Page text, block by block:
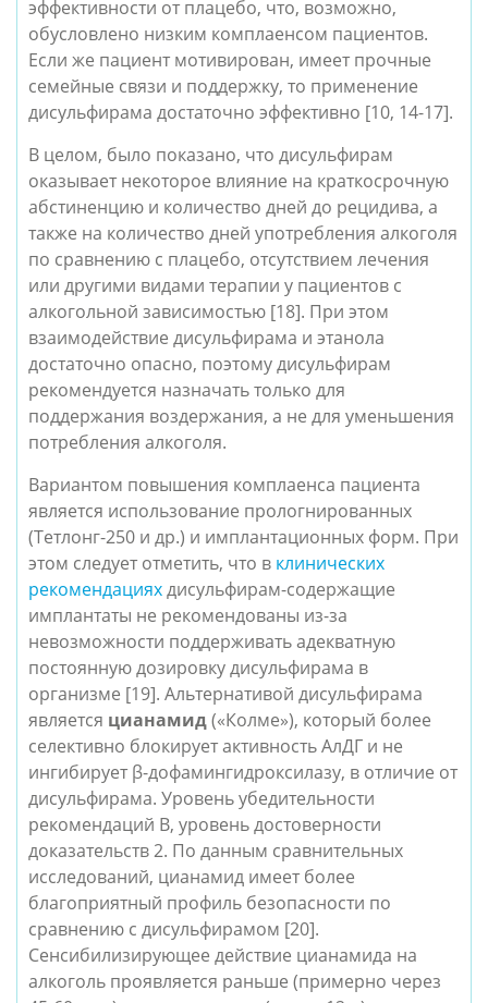
эффективности от плацебо, что, возможно,
обусловлено низким комплаенсом пациентов.
Если же пациент мотивирован, имеет прочные
семейные связи и поддержку, то применение
дисульфирама достаточно эффективно [10, 14-17].
В целом, было показано, что дисульфирам
оказывает некоторое влияние на краткосрочную
абстиненцию и количество дней до рецидива, а
также на количество дней употребления алкоголя
по сравнению с плацебо, отсутствием лечения
или другими видами терапии у пациентов с
алкогольной зависимостью [18]. При этом
взаимодействие дисульфирама и этанола
достаточно опасно, поэтому дисульфирам
рекомендуется назначать только для
поддержания воздержания, а не для уменьшения
потребления алкоголя.
Вариантом повышения комплаенса пациента
является использование прологнированных
(Тетлонг-250 и др.) и имплантационных форм. При
этом следует отметить, что в клинических
рекомендациях дисульфирам-содержащие
имплантаты не рекомендованы из-за
невозможности поддерживать адекватную
постоянную дозировку дисульфирама в
организме [19]. Альтернативой дисульфирама
является цианамид («Колме»), который более
селективно блокирует активность АлДГ и не
ингибирует β-дофамингидроксилазу, в отличие от
дисульфирама. Уровень убедительности
рекомендаций В, уровень достоверности
доказательств 2. По данным сравнительных
исследований, цианамид имеет более
благоприятный профиль безопасности по
сравнению с дисульфирамом [20].
Сенсибилизирующее действие цианамида на
алкоголь проявляется раньше (примерно через